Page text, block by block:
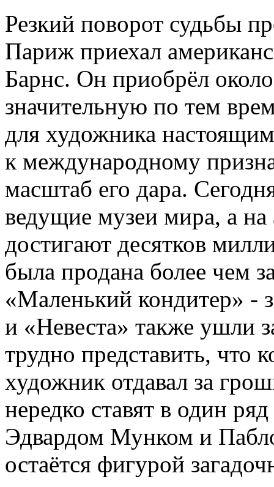
Резкий поворот судьбы
Париж приехал
Барнс. Он приобрёл
значительную по тем
для художника
к международному
масштаб его дара.
ведущие музеи мира, а
достигают десятков
была продана более чем
«Маленький кондитер» -
и «Невеста» также ушли
трудно представить, что
художник отдавал за
нередко ставят в один
Эдвардом Мунком и
остаётся фигурой